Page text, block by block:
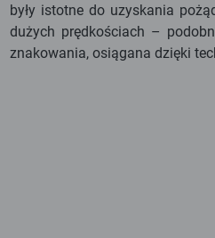
były istotne do uzyskania
dużych prędkościach –
znakowania, osiągana dzięki